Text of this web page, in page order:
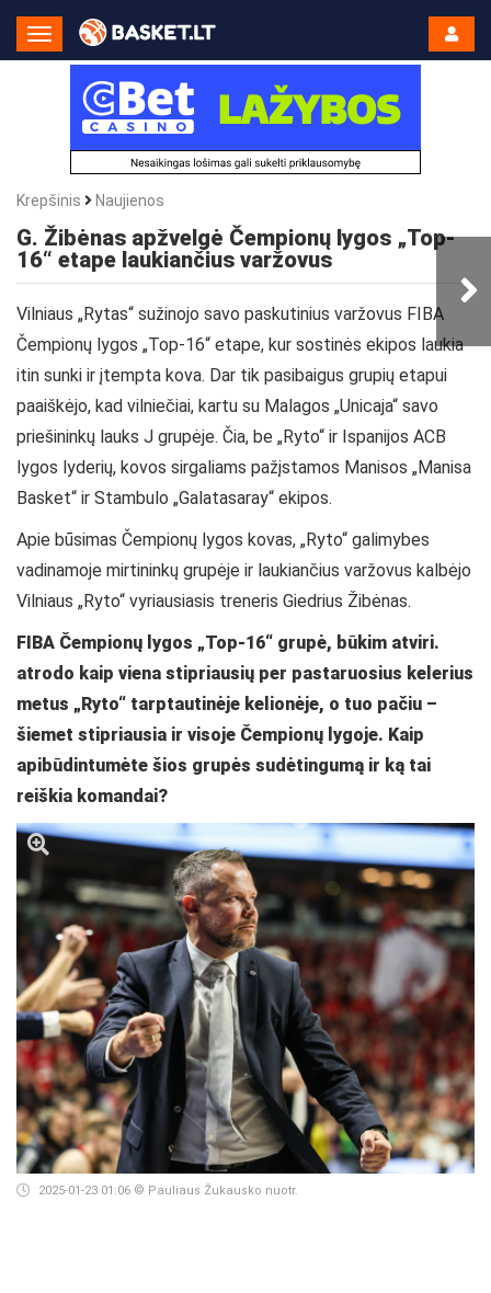
Toggle
Navigation
Krepšinis Naujienos
G. Žibėnas apžvelgė Čempionų lygos „Top-
16“ etape laukiančius varžovus
Vilniaus „Rytas“ sužinojo savo paskutinius varžovus FIBA
Čempionų lygos „Top-16“ etape, kur sostinės ekipos laukia
itin sunki ir įtempta kova. Dar tik pasibaigus grupių etapui
paaiškėjo, kad vilniečiai, kartu su Malagos „Unicaja“ savo
priešininkų lauks J grupėje. Čia, be „Ryto“ ir Ispanijos ACB
lygos lyderių, kovos sirgaliams pažįstamos Manisos „Manisa
Basket“ ir Stambulo „Galatasaray“ ekipos.
Apie būsimas Čempionų lygos kovas, „Ryto“ galimybes
vadinamoje mirtininkų grupėje ir laukiančius varžovus kalbėjo
Vilniaus „Ryto“ vyriausiasis treneris Giedrius Žibėnas.
FIBA Čempionų lygos „Top-16“ grupė, būkim atviri.
atrodo kaip viena stipriausių per pastaruosius kelerius
metus „Ryto“ tarptautinėje kelionėje, o tuo pačiu –
šiemet stipriausia ir visoje Čempionų lygoje. Kaip
apibūdintumėte šios grupės sudėtingumą ir ką tai
reiškia komandai?
2025-01-23 01:06 © Pauliaus Žukausko nuotr.